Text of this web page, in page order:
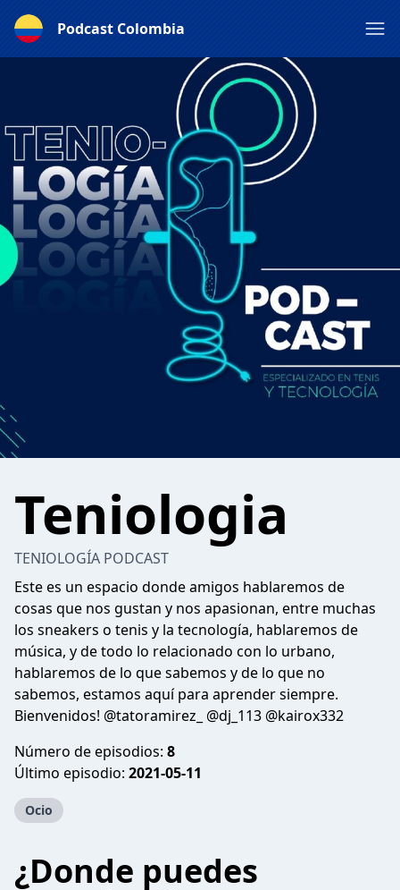
Podcast Colombia
Teniologia
TENIOLOGÍA PODCAST
Este es un espacio donde amigos hablaremos de
cosas que nos gustan y nos apasionan, entre muchas
los sneakers o tenis y la tecnología, hablaremos de
música, y de todo lo relacionado con lo urbano,
hablaremos de lo que sabemos y de lo que no
sabemos, estamos aquí para aprender siempre.
Bienvenidos! @tatoramirez_ @dj_113 @kairox332
Número de episodios: 8
Último episodio: 2021-05-11
Ocio
¿Donde puedes